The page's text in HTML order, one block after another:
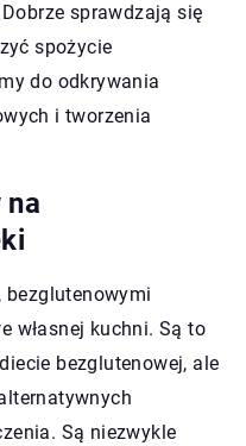
sprawdzają się
spożycie
do odkrywania
i tworzenia
własnej kuchni. Są to
bezglutenowej, ale
Są niezwykle